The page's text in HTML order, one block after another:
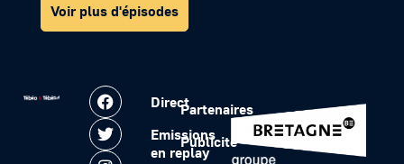
Voir plus d'épisodes
Direct
Emissions
en replay
Partenaires
Publicité